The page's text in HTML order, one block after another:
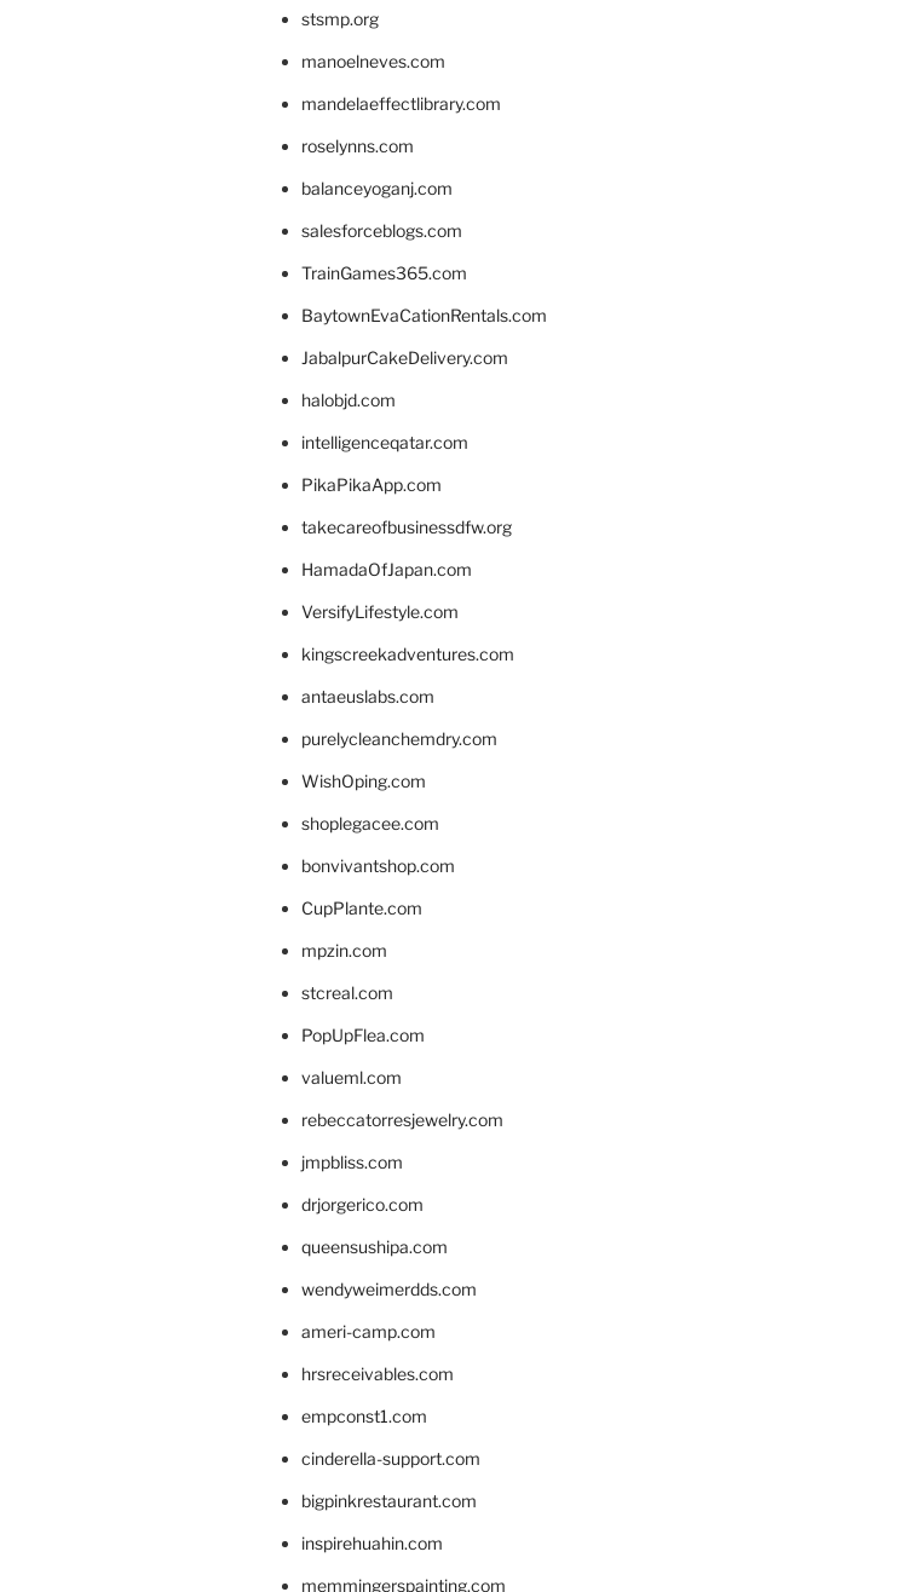
stsmp.org
manoelneves.com
mandelaeffectlibrary.com
roselynns.com
balanceyoganj.com
salesforceblogs.com
TrainGames365.com
BaytownEvaCationRentals.com
JabalpurCakeDelivery.com
halobjd.com
intelligenceqatar.com
PikaPikaApp.com
takecareofbusinessdfw.org
HamadaOfJapan.com
VersifyLifestyle.com
kingscreekadventures.com
antaeuslabs.com
purelycleanchemdry.com
WishOping.com
shoplegacee.com
bonvivantshop.com
CupPlante.com
mpzin.com
stcreal.com
PopUpFlea.com
valueml.com
rebeccatorresjewelry.com
jmpbliss.com
drjorgerico.com
queensushipa.com
wendyweimerdds.com
ameri-camp.com
hrsreceivables.com
empconst1.com
cinderella-support.com
bigpinkrestaurant.com
inspirehuahin.com
memmingerspainting.com